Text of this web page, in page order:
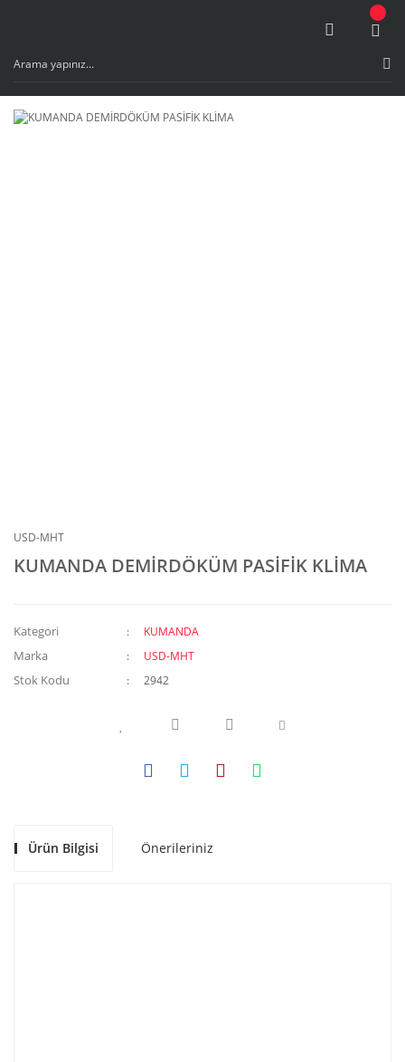
USD-MHT
KUMANDA DEMİRDÖKÜM PASİFİK KLİMA
Kategori KUMANDA
Marka USD-MHT
Stok Kodu 2942
Ürün Bilgisi Önerileriniz